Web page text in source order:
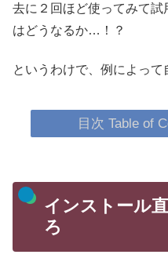
去に２回ほど使ってみて試
はどうなるか…！？
というわけで、例によって
目次 Table of
インストール
ろ